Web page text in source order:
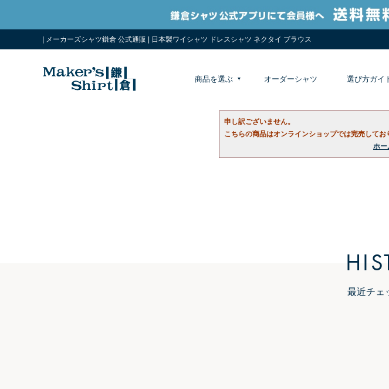
| メーカーズシャツ鎌倉 公式通販 | 日本製ワイシャツ ドレスシャツ ネクタイ ブラウス
商品を選ぶ オーダーシャツ 選び方ガイ
申し訳ございません。
こちらの商品はオンラインショップでは完売してお
ホー
最近チェ